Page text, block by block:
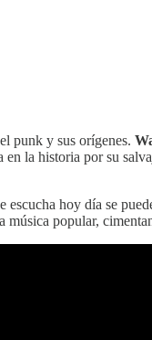
punk y sus orígenes.
la historia por su
escucha hoy día se
música popular,